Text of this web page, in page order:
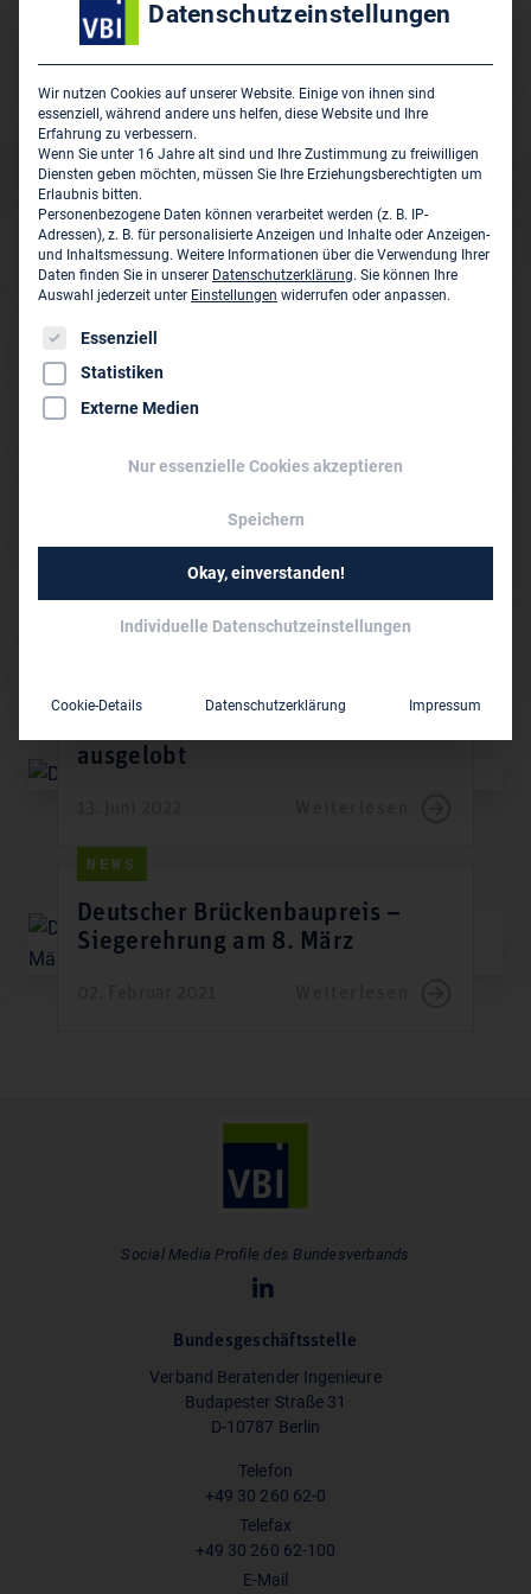
NEWS
Deutscher Brückenbaupreis 2025
ausgelobt
NEWS
Brückenbaupreis 2023 stehen
NEWS
Deutscher Brückenbaupreis 2023
ausgelobt
NEWS
Deutscher Brückenbaupreis –
Siegerehrung am 8. März
Social Media Profile des Bundesverbands
Bundesgeschäftsstelle
Verband Beratender Ingenieure
Budapester Straße 31
D-10787 Berlin
Telefon
+49 30 260 62-0
Telefax
+49 30 260 62-100
E-Mail
Datenschutzeinstellungen
Wir nutzen Cookies auf unserer Website. Einige von ihnen sind
essenziell, während andere uns helfen, diese Website und Ihre
Erfahrung zu verbessern.
Wenn Sie unter 16 Jahre alt sind und Ihre Zustimmung zu freiwilligen
Diensten geben möchten, müssen Sie Ihre Erziehungsberechtigten um
Erlaubnis bitten.
Personenbezogene Daten können verarbeitet werden (z. B. IP-
Adressen), z. B. für personalisierte Anzeigen und Inhalte oder Anzeigen-
und Inhaltsmessung. Weitere Informationen über die Verwendung Ihrer
Daten finden Sie in unserer Datenschutzerklärung. Sie können Ihre
Auswahl jederzeit unter Einstellungen widerrufen oder anpassen.
Es folgt eine Liste der Service-Gruppen, für die eine
Essenziell
Statistiken
Externe Medien
Nur essenzielle Cookies akzeptieren
Speichern
Okay, einverstanden!
Individuelle Datenschutzeinstellungen
Cookie-Details Datenschutzerklärung Impressum